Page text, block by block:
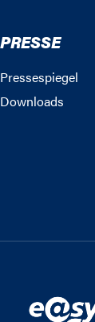
PRESSE
Pressespiegel
Downloads